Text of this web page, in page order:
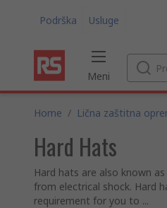
Podrška Usluge
Meni
Home / Lična zaštitna
Hard Hats
Hard hats are also known
from electrical shock. Hard
requirement for you to ...